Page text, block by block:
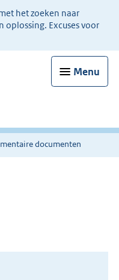
het zoeken naar
oplossing. Excuses voor
Menu
documenten